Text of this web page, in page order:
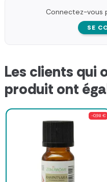
Connectez-vous
SE
Les clients qui
produit ont
-0,98 €